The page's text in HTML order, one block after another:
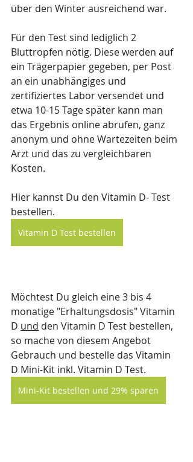
über den Winter ausreichend war.
Für den Test sind lediglich 2
Bluttropfen nötig. Diese werden auf
ein Trägerpapier gegeben, per Post
an ein unabhängiges und
zertifiziertes Labor versendet und
etwa 10-15 Tage später kann man
das Ergebnis online abrufen, ganz
anonym und ohne Wartezeiten beim
Arzt und das zu vergleichbaren
Kosten.
Hier kannst Du den Vitamin D- Test
bestellen.
Vitamin D Test bestellen
Möchtest Du gleich eine 3 bis 4
monatige "Erhaltungsdosis" Vitamin
D und den Vitamin D Test bestellen,
so mache von diesem Angebot
Gebrauch und bestelle das Vitamin
D Mini-Kit inkl. Vitamin D Test.
Mini-Kit bestellen und 29% sparen